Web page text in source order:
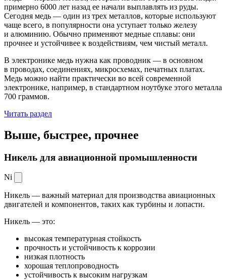
примерно 6000 лет назад ее начали выплавлять из руды.
Сегодня медь — один из трех металлов, которые используют
чаще всего, в популярности она уступает только железу
и алюминию. Обычно применяют медные сплавы: они
прочнее и устойчивее к воздействиям, чем чистый металл.
В электронике медь нужна как проводник — в основном
в проводах, соединениях, микросхемах, печатных платах.
Медь можно найти практически во всей современной
электронике, например, в стандартном ноутбуке этого металла
700 граммов.
Читать раздел
Выше, быстрее, прочнее
Никель для авиационной промышленности
Ni
Никель — важный материал для производства авиационных
двигателей и компонентов, таких как турбины и лопасти.
Никель — это:
высокая температурная стойкость
прочность и устойчивость к коррозии
низкая плотность
хорошая теплопроводность
устойчивость к высоким нагрузкам